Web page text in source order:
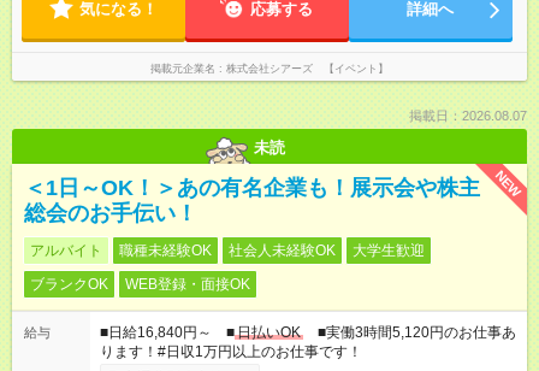
気になる！ 応募する 詳細へ
掲載元企業名 株式会社シアーズ 【イベント】
掲載日：2026.08.07
未読
NEW
＜1日～OK！＞あの有名企業も！展示会や株主
総会のお手伝い！
アルバイト 職種未経験OK 社会人未経験OK
大学生歓迎
ブランクOK
WEB登録・面接OK
給与 ■日給16,840円～ ■日払いOK
■実働3時間5,120円のお仕事あ
ります！#日収1万円以上のお仕事です！